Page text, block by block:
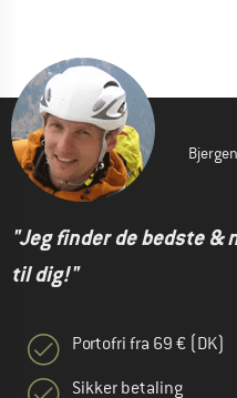
"Jeg finder de bedste
til dig!"
Portofri fra 69 € (DK)
Sikker betaling